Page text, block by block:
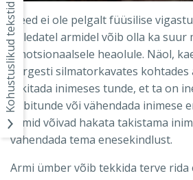
Need ei ole pelgalt füüsilise
koledatel armidel võib olla ka suur
emotsionaalsele heaolule. Näol,
kergesti silmatorkavates kohtades
tekitada inimeses tunde, et ta on
häbitunde või vähendada inimese
Armid võivad hakata takistama
vähendada tema enesekindlust.
Armi ümber võib tekkida terve rida
Kohustuslikud tekstid